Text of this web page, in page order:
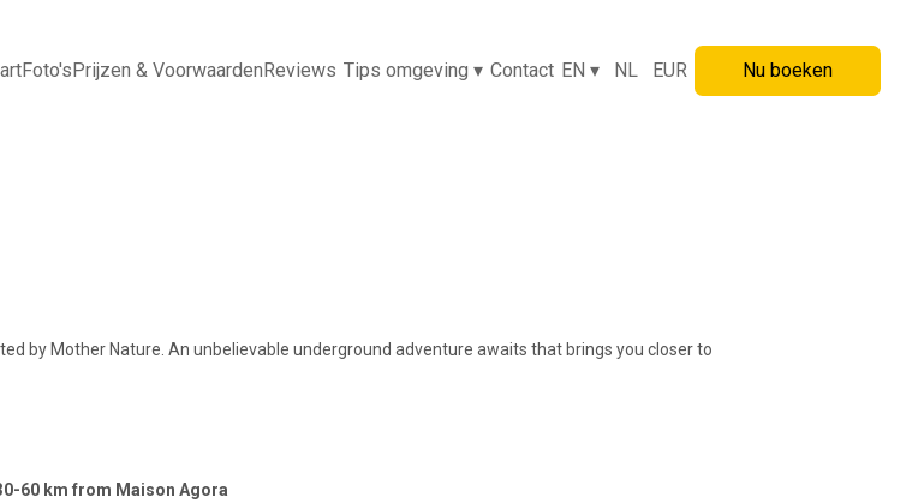
Foto'sPrijzen & VoorwaardenReviews Tips omgeving ▾ Contact EN ▾ NL EUR Nu boeken
by Mother Nature. An unbelievable underground adventure awaits that brings you closer to
60 km from Maison Agora